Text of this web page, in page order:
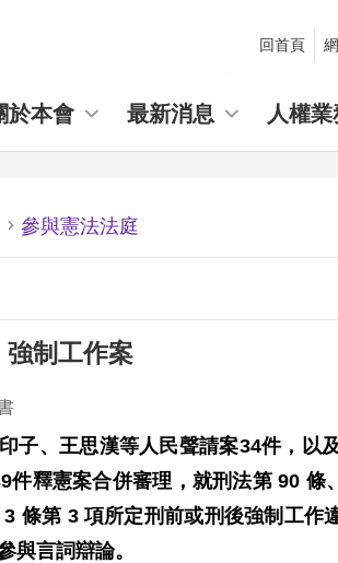
回首頁
於本會 最新消息 人權業
參與憲法法庭
制工作案
子、王思漢等人民聲請案34件，以
件釋憲案合併審理，就刑法第 90 條
3 條第 3項所定刑前或刑後強制工作
與言詞辯論。